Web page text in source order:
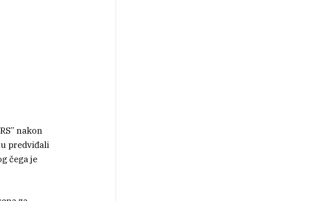
nakon
predviđali
čega je